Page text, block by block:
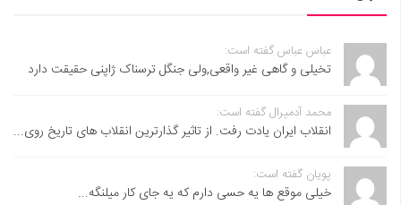
عباس عباس گفته است:
تخیلی و گاهی غیر واقعی,ولی جنگل ترسناک ژاپنی حقیقت دارد
محمد آدمیرال گفته است:
انقلاب ایران یادت رفت. از تاثیر گذارترین انقلاب های تاریخ روی...
پویان گفته است:
خیلی موقع ها یه حسی دارم که یه جای کار میلنگه...